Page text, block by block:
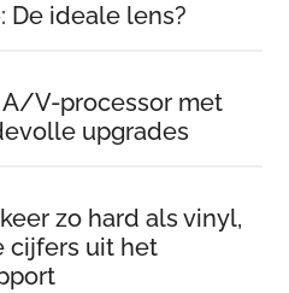
De ideale lens?
A/V-processor met
upgrades
zo hard als vinyl,
cijfers uit het